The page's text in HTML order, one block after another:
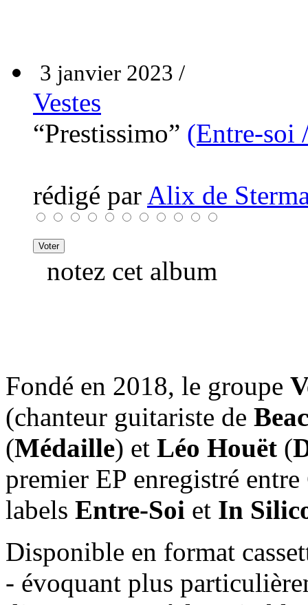
3 janvier 2023 /
Vestes
“Prestissimo” (Entre-soi
rédigé par Alix de
notez cet album
Fondé en 2018, le groupe
(chanteur guitariste de
(Médaille) et Léo Houët (
premier EP enregistré
labels Entre-Soi et In
Disponible en format
- évoquant plus